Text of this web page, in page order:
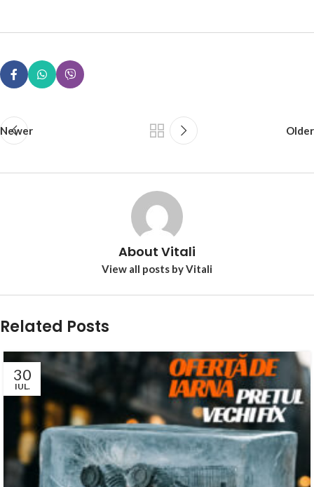
Newer Older
About Vitali
View all posts by Vitali
Related Posts
30
IUL.